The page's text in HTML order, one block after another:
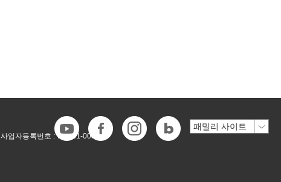
사업자등록번호 :718-81-00546